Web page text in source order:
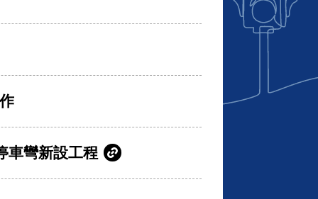
車彎新設工程